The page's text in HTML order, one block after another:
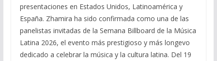
presentaciones en Estados Unidos, Latinoamérica y
España. Zhamira ha sido confirmada como una de las
panelistas invitadas de la Semana Billboard de la Música
Latina 2026, el evento más prestigioso y más longevo
dedicado a celebrar la música y la cultura latina. Del 19